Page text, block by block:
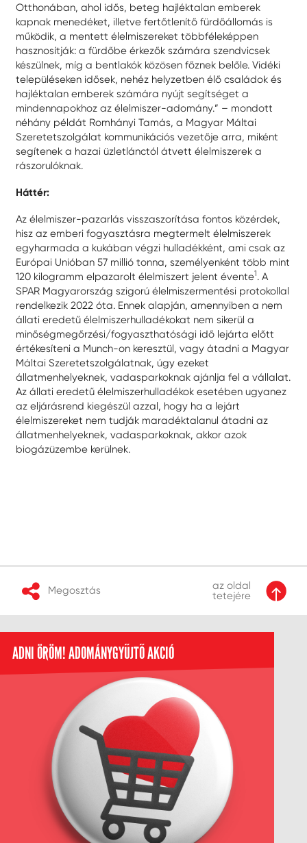
Otthonában, ahol idős, beteg hajléktalan emberek
kapnak menedéket, illetve fertőtlenítő fürdőállomás is
működik, a mentett élelmiszereket többféleképpen
hasznosítják: a fürdőbe érkezők számára szendvicsek
készülnek, míg a bentlakók közösen főznek belőle. Vidéki
településeken idősek, nehéz helyzetben élő családok és
hajléktalan emberek számára nyújt segítséget a
mindennapokhoz az élelmiszer-adomány.” – mondott
néhány példát Romhányi Tamás, a Magyar Máltai
Szeretetszolgálat kommunikációs vezetője arra, miként
segítenek a hazai üzletlánctól átvett élelmiszerek a
rászorulóknak.
Háttér:
Az élelmiszer-pazarlás visszaszorítása fontos közérdek,
hisz az emberi fogyasztásra megtermelt élelmiszerek
egyharmada a kukában végzi hulladékként, ami csak az
Európai Unióban 57 millió tonna, személyenként több mint
120 kilogramm elpazarolt élelmiszert jelent évente1 . A
SPAR Magyarország szigorú élelmiszermentési protokollal
rendelkezik 2022 óta. Ennek alapján, amennyiben a nem
állati eredetű élelmiszerhulladékokat nem sikerül a
minőségmegőrzési/fogyaszthatósági idő lejárta előtt
értékesíteni a Munch-on keresztül, vagy átadni a Magyar
Máltai Szeretetszolgálatnak, úgy ezeket
állatmenhelyeknek, vadasparkoknak ajánlja fel a vállalat.
Az állati eredetű élelmiszerhulladékok esetében ugyanez
az eljárásrend kiegészül azzal, hogy ha a lejárt
élelmiszereket nem tudják maradéktalanul átadni az
állatmenhelyeknek, vadasparkoknak, akkor azok
biogázüzembe kerülnek.
Megosztás
az oldal
tetejére
ADNI ÖRÖM! ADOMÁNYGYŰJTŐ AKCIÓ